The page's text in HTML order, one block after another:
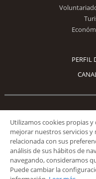
PERFIL
© 2026 Fundación Deportiva
Utilizamos cookies propias
mejorar nuestros servicios
relacionada con sus
análisis de sus hábitos de
navegando, consideramos
Puede cambiar la